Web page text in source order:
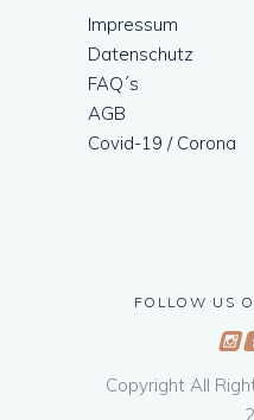
Impressum
Datenschutz
FAQ´s
AGB
Covid-19 / Corona
FOLLOW US
Copyright All